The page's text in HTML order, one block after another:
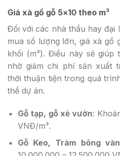
Giá xà gồ gỗ 5×10 theo m³
Đối với các nhà thầu hay đại
mua số lượng lớn, giá xà gồ
khối (m³). Điều này sẽ giúp
nhờ giảm chi phí sản xuất
thời thuận tiện trong quá
thể dự án.
Gỗ tạp, gỗ xẻ vườn:
VNĐ/m³.
Gỗ Keo, Tràm bông